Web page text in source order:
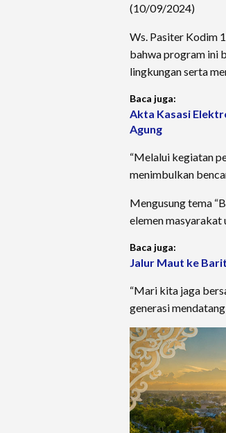
(10/09/2024)
Ws. Pasiter Kodim
bahwa program ini
lingkungan serta
Baca juga:
Akta Kasasi
Agung
“Melalui kegiatan
menimbulkan
Mengusung tema
elemen masyarakat
Baca juga:
Jalur Maut ke
“Mari kita jaga
generasi